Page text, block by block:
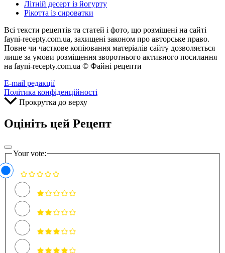
Літній десерт із йогурту
Рікотта із сироватки
Всі тексти рецептів та статей і фото, що розміщені на сайті
fayni-recepty.com.ua, захищені законом про авторське право.
Повне чи часткове копіювання матеріалів сайту дозволяється
лише за умови розміщення зворотнього активного посилання
на fayni-recepty.com.ua © Файні рецепти
E-mail редакції
Політика конфіденційності
Прокрутка до верху
Оцініть цей Рецепт
Your vote: